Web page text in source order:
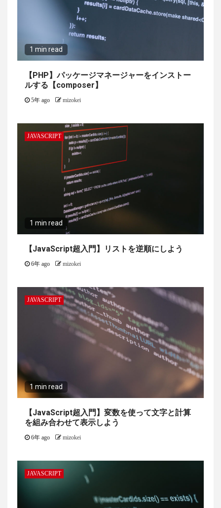
1 min read
【PHP】パッケージマネージャーをインストー
ルする【composer】
5年 ago mizokei
JAVASCRIPT
1 min read
【JavaScript超入門】リストを逆順にしよう
6年 ago mizokei
JAVASCRIPT
1 min read
【JavaScript超入門】変数を使って文字と計算
を組み合わせて表示しよう
6年 ago mizokei
JAVASCRIPT